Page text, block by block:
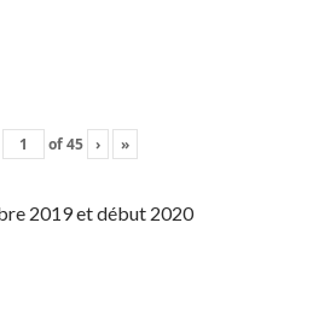
of45 › »
2019 et début 2020